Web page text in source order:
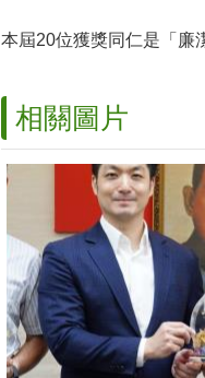
本屆20位獲獎同仁是「廉
相關圖片